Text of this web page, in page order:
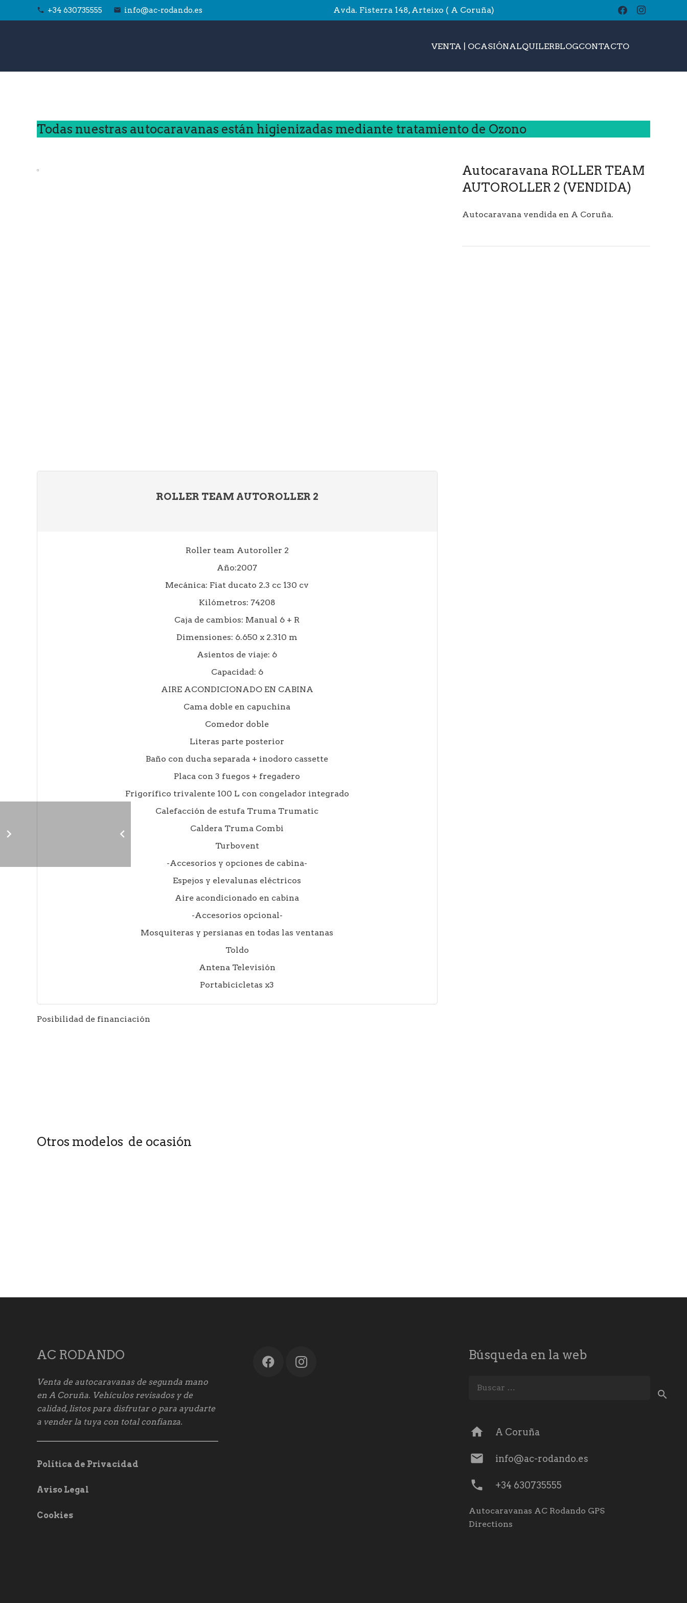
phone +34 630735555 email info@ac-rodando.es Avda. Fisterra 148, Arteixo ( A Coruña)
VENTA | OCASIÓNALQUILERBLOGCONTACTObuscar
Todas nuestras autocaravanas están higienizadas mediante tratamiento de Ozono
ROLLER TEAM AUTOROLLER 2
Roller team Autoroller 2
Año:2007
Mecánica: Fiat ducato 2.3 cc 130 cv
Kilómetros: 74208
Caja de cambios: Manual 6 + R
Dimensiones: 6.650 x 2.310 m
Asientos de viaje: 6
Capacidad: 6
AIRE ACONDICIONADO EN CABINA
Cama doble en capuchina
Comedor doble
Literas parte posterior
Baño con ducha separada + inodoro cassette
Placa con 3 fuegos + fregadero
Frigorífico trivalente 100 L con congelador integrado
Calefacción de estufa Truma Trumatic
Caldera Truma Combi
Turbovent
-Accesorios y opciones de cabina-
Espejos y elevalunas eléctricos
Aire acondicionado en cabina
-Accesorios opcional-
Mosquiteras y persianas en todas las ventanas
Toldo
Antena Televisión
Portabicicletas x3
Posibilidad de financiación
Autocaravana ROLLER TEAM
AUTOROLLER 2 (VENDIDA)
Autocaravana vendida en A Coruña.
Otros modelos de ocasión
AC RODANDO
Venta de autocaravanas de segunda mano
en A Coruña. Vehículos revisados y de
calidad, listos para disfrutar o para ayudarte
a vender la tuya con total confianza.
Política de Privacidad
Aviso Legal
Cookies
Búsqueda en la web
home A Coruña
mail info@ac-rodando.es
phone +34 630735555
Autocaravanas AC Rodando GPS
Directions